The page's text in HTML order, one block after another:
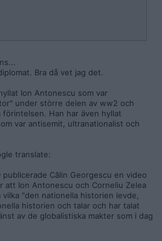
Bra då vet jag det.
Ion Antonescu som var
under större delen av ww2 och
Han har även hyllat
var antisemit, ultranationalist och
translate:
Călin Georgescu en video
att Ion Antonescu och Corneliu Zelea
"den nationella historien levde,
historien och talar och har talat
av de globalistiska makter som i dag